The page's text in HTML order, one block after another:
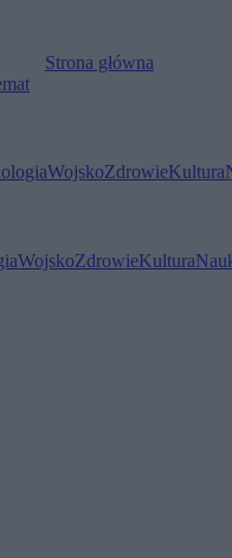
Strona główna
WojskoZdrowieKultura
WojskoZdrowieKultura